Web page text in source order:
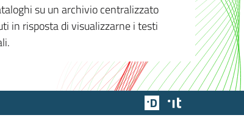
su un archivio centralizzato
in risposta di visualizzarne i testi
Team Digitale